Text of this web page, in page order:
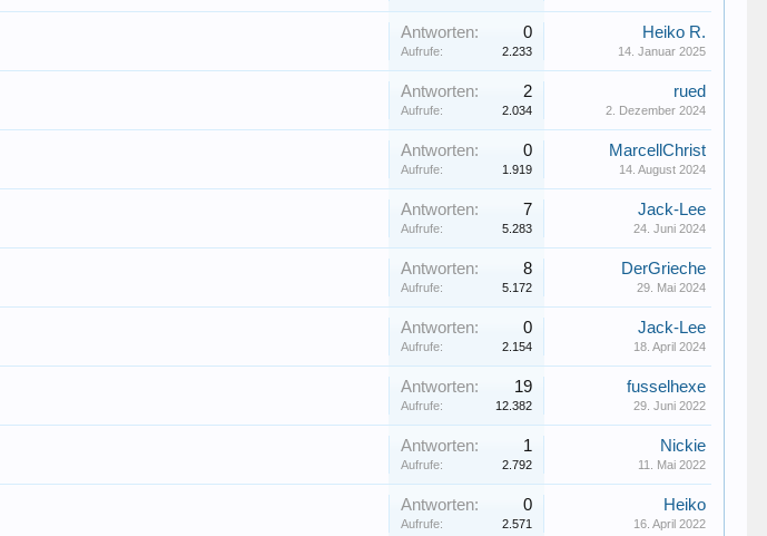
Antworten: 0
Aufrufe: 2.233
Heiko R.
14. Januar 2025
Antworten: 2
Aufrufe: 2.034
rued
2. Dezember 2024
Antworten: 0
Aufrufe: 1.919
MarcellChrist
14. August 2024
Antworten: 7
Aufrufe: 5.283
Jack-Lee
24. Juni 2024
Antworten: 8
Aufrufe: 5.172
DerGrieche
29. Mai 2024
Antworten: 0
Aufrufe: 2.154
Jack-Lee
18. April 2024
Antworten: 19
Aufrufe: 12.382
fusselhexe
29. Juni 2022
Antworten: 1
Aufrufe: 2.792
Nickie
11. Mai 2022
Antworten: 0
Aufrufe: 2.571
Heiko
16. April 2022